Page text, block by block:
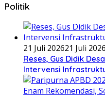
Politik
21 Juli 202621 Juli 2026
Reses, Gus Didik
Intervensi